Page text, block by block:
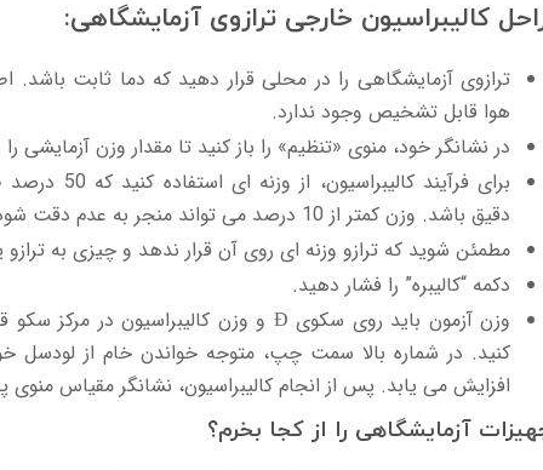
کالیبراسیون خارجی ترازوی آزمایشگاهی:
ترازوی آزمایشگاهی را در محلی قرار دهید که دما ثابت
هوا قابل تشخیص وجود ندارد.
در نشانگر خود، منوی «تنظیم» را باز کنید تا مقدار وزن آزمایشی را
برای فرآیند کالیبراسیون، از وزنه ای استفاده کنید که 50 درصد ظرفیت
دقیق باشد. وزن کمتر از 10 درصد می تواند منجر به عدم دقت شود.
مطمئن شوید که ترازو وزنه ای روی آن قرار ندهد و چیزی به
دکمه “کالیبره” را فشار دهید.
کنید. در شماره بالا سمت چپ، متوجه خواندن خام از لودسل
افزایش می یابد. پس از انجام کالیبراسیون، نشانگر مقیاس منوی
آزمایشگاهی را از کجا بخرم؟